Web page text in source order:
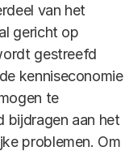
van het
gericht op
gestreefd
kenniseconomie
te
bijdragen aan het
problemen. Om